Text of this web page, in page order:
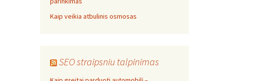
Kaip veikia atbulinis osmosas
SEO straipsniu talpinimas